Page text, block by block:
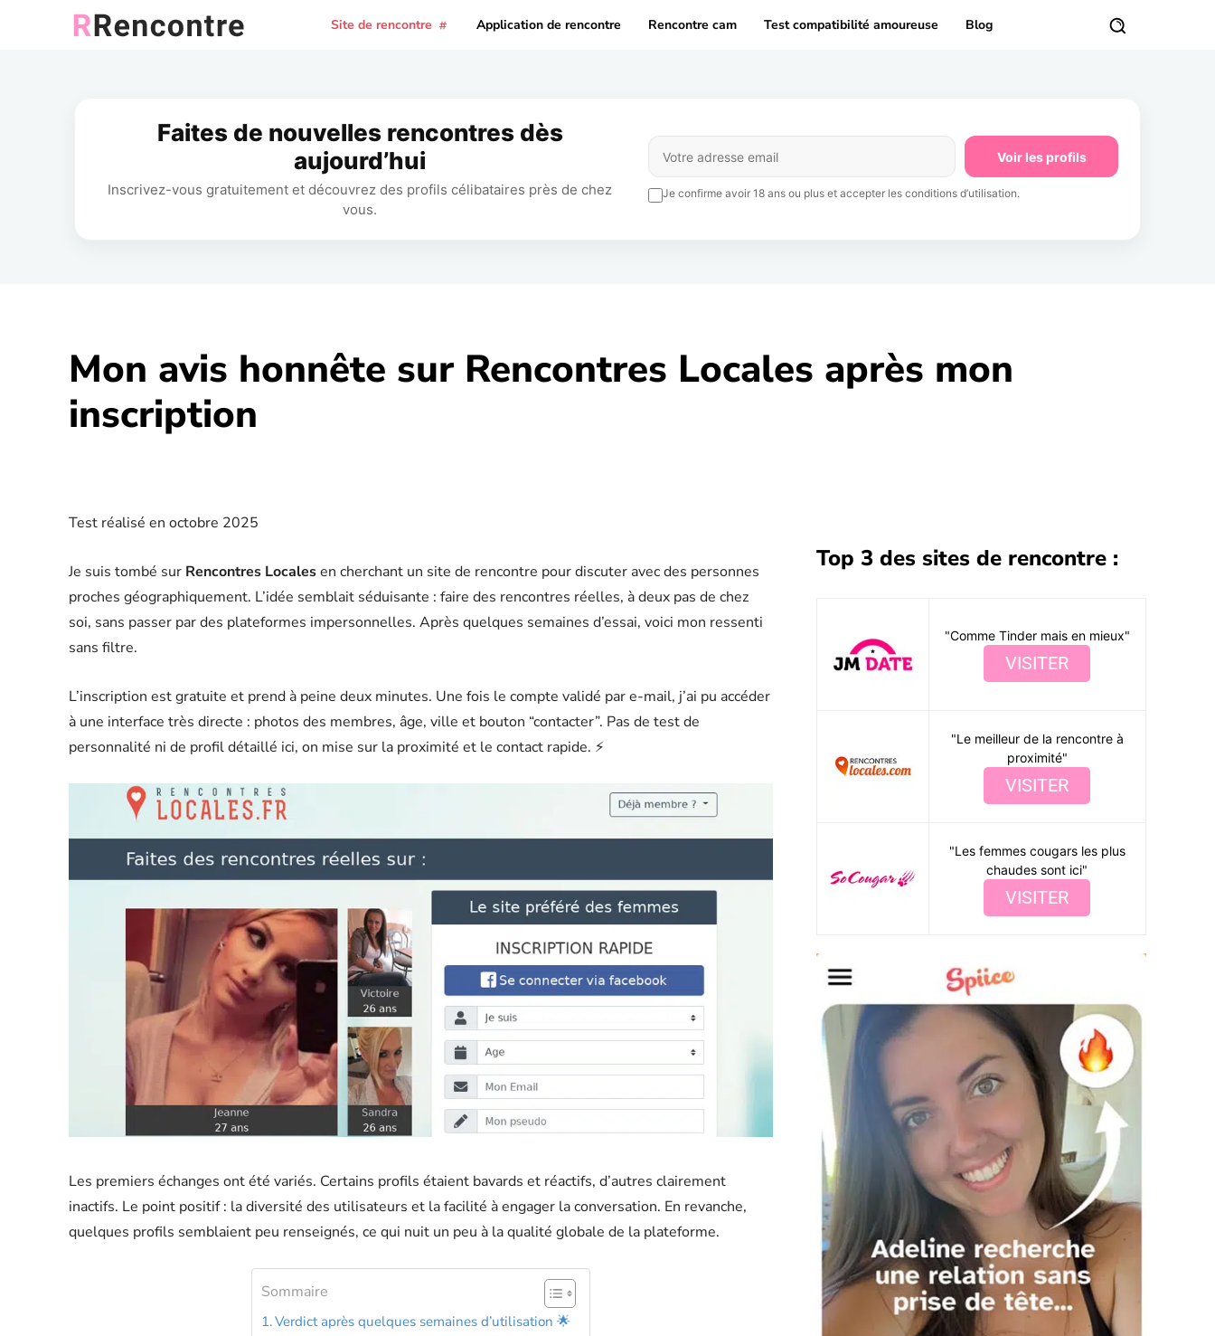
Site de rencontre Application de rencontre Rencontre cam Test compatibilité amoureuse Blog
Faites de nouvelles rencontres dès
aujourd’hui
Inscrivez-vous gratuitement et découvrez des profils célibataires près de chez
vous.
Voir les profils
Je confirme avoir 18 ans ou plus et accepter les conditions d’utilisation.
Mon avis honnête sur Rencontres Locales après mon
inscription
Test réalisé en octobre 2025
Je suis tombé sur Rencontres Localesen cherchant un site de rencontre pour discuter avec des personnes
proches géographiquement. L’idée semblait séduisante : faire des rencontres réelles, à deux pas de chez
soi, sans passer par des plateformes impersonnelles. Après quelques semaines d’essai, voici mon ressenti
sans filtre.
L’inscription est gratuite et prend à peine deux minutes. Une fois le compte validé par e-mail, j’ai pu accéder
à une interface très directe : photos des membres, âge, ville et bouton “contacter”. Pas de test de
personnalité ni de profil détaillé ici, on mise sur la proximité et le contact rapide. ⚡
Les premiers échanges ont été variés. Certains profils étaient bavards et réactifs, d’autres clairement
inactifs. Le point positif : la diversité des utilisateurs et la facilité à engager la conversation. En revanche,
quelques profils semblaient peu renseignés, ce qui nuit un peu à la qualité globale de la plateforme.
Sommaire
Verdict après quelques semaines d’utilisation 🌟
Top 3 des sites de rencontre :
"Comme Tinder mais en mieux"
VISITER
"Le meilleur de la rencontre à
proximité"
VISITER
"Les femmes cougars les plus
chaudes sont ici"
VISITER